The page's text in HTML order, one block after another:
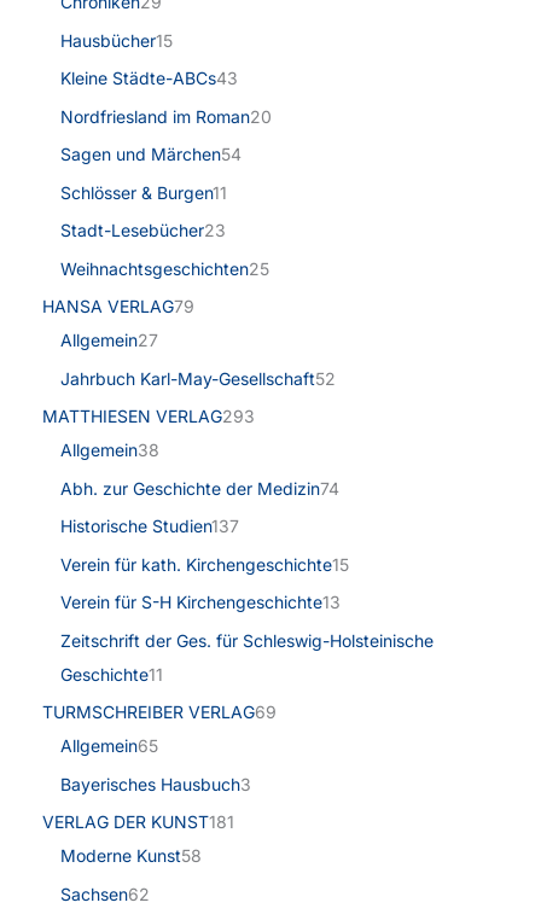
Hausbücher15
Kleine Städte-ABCs43
Nordfriesland im Roman20
Sagen und Märchen54
Schlösser & Burgen11
Stadt-Lesebücher23
Weihnachtsgeschichten25
HANSA VERLAG79
Allgemein27
Jahrbuch Karl-May-Gesellschaft52
MATTHIESEN VERLAG293
Allgemein38
Abh. zur Geschichte der Medizin74
Historische Studien137
Verein für kath. Kirchengeschichte15
Verein für S-H Kirchengeschichte13
Zeitschrift der Ges. für Schleswig-Holsteinische
Geschichte11
TURMSCHREIBER VERLAG69
Allgemein65
Bayerisches Hausbuch3
VERLAG DER KUNST181
Moderne Kunst58
Sachsen62